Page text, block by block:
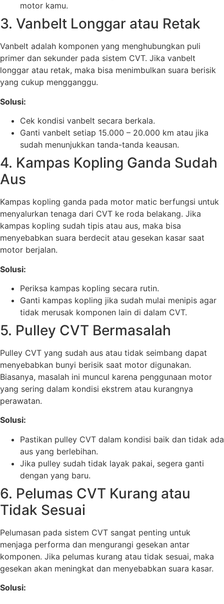
motor kamu.
3. Vanbelt Longgar atau Retak
Vanbelt adalah komponen yang menghubungkan puli
primer dan sekunder pada sistem CVT. Jika vanbelt
longgar atau retak, maka bisa menimbulkan suara berisik
yang cukup mengganggu.
Solusi:
Cek kondisi vanbelt secara berkala.
Ganti vanbelt setiap 15.000 – 20.000 km atau jika
sudah menunjukkan tanda-tanda keausan.
4. Kampas Kopling Ganda Sudah
Aus
Kampas kopling ganda pada motor matic berfungsi untuk
menyalurkan tenaga dari CVT ke roda belakang. Jika
kampas kopling sudah tipis atau aus, maka bisa
menyebabkan suara berdecit atau gesekan kasar saat
motor berjalan.
Solusi:
Periksa kampas kopling secara rutin.
Ganti kampas kopling jika sudah mulai menipis agar
tidak merusak komponen lain di dalam CVT.
5. Pulley CVT Bermasalah
Pulley CVT yang sudah aus atau tidak seimbang dapat
menyebabkan bunyi berisik saat motor digunakan.
Biasanya, masalah ini muncul karena penggunaan motor
yang sering dalam kondisi ekstrem atau kurangnya
perawatan.
Solusi:
Pastikan pulley CVT dalam kondisi baik dan tidak ada
aus yang berlebihan.
Jika pulley sudah tidak layak pakai, segera ganti
dengan yang baru.
6. Pelumas CVT Kurang atau
Tidak Sesuai
Pelumasan pada sistem CVT sangat penting untuk
menjaga performa dan mengurangi gesekan antar
komponen. Jika pelumas kurang atau tidak sesuai, maka
gesekan akan meningkat dan menyebabkan suara kasar.
Solusi: